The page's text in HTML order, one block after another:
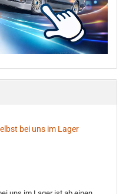
bei uns im Lager